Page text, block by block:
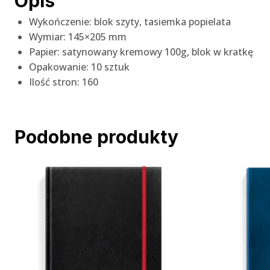
Wykończenie: blok szyty, tasiemka popielata
Wymiar: 145×205 mm
Papier: satynowany kremowy 100g, blok w kratkę
Opakowanie: 10 sztuk
Ilość stron: 160
Podobne produkty